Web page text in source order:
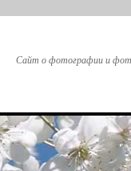
Сайт о фотографии и